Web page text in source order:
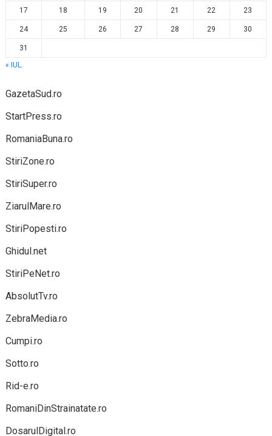
17 18 19 20 21 22 23
24 25 26 27 28 29 30
31
« IUL.
GazetaSud.ro
StartPress.ro
RomaniaBuna.ro
StiriZone.ro
StiriSuper.ro
ZiarulMare.ro
StiriPopesti.ro
Ghidul.net
StiriPeNet.ro
AbsolutTv.ro
ZebraMedia.ro
Cumpi.ro
Sotto.ro
Rid-e.ro
RomaniDinStrainatate.ro
DosarulDigital.ro